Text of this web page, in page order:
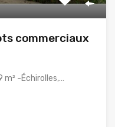
commerciaux
m² -Échirolles,…